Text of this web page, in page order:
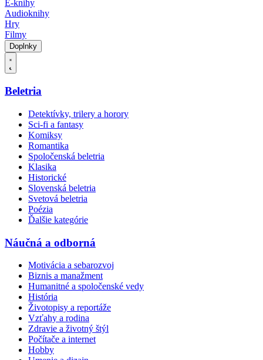
E-knihy
Audioknihy
Hry
Filmy
Doplnky
Beletria
Detektívky, trilery a horory
Sci-fi a fantasy
Komiksy
Romantika
Spoločenská beletria
Klasika
Historické
Slovenská beletria
Svetová beletria
Poézia
Ďalšie kategórie
Náučná a odborná
Motivácia a sebarozvoj
Biznis a manažment
Humanitné a spoločenské vedy
História
Životopisy a reportáže
Vzťahy a rodina
Zdravie a životný štýl
Počítače a internet
Hobby